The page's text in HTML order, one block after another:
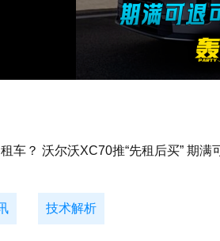
车？ 沃尔沃XC70推“先租后买” 期满
技术解析